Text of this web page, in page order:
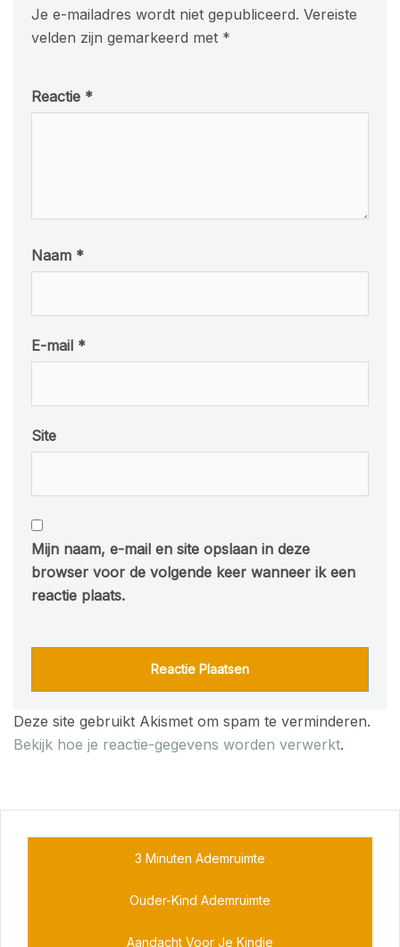
Je e-mailadres wordt niet gepubliceerd. Vereiste
velden zijn gemarkeerd met *
Reactie *
Naam *
E-mail *
Site
Mijn naam, e-mail en site opslaan in deze
browser voor de volgende keer wanneer ik een
reactie plaats.
Deze site gebruikt Akismet om spam te verminderen.
Bekijk hoe je reactie-gegevens worden verwerkt.
3 Minuten Ademruimte
Ouder-Kind Ademruimte
Aandacht Voor Je Kindje